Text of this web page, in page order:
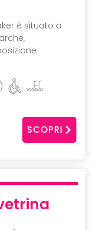
è situato a
SCOPRI